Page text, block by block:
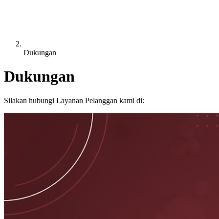
Dukungan
Dukungan
Silakan hubungi Layanan Pelanggan kami di: